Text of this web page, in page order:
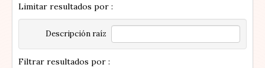
Limitar resultados por :
Descripción raíz
Filtrar resultados por :